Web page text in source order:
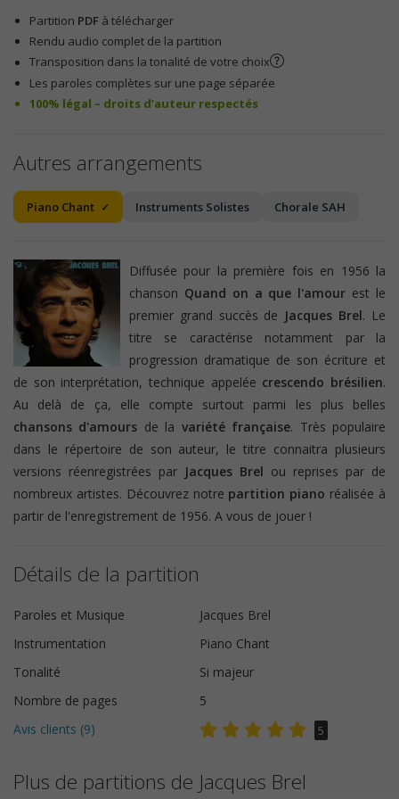
Partition PDF à télécharger
Rendu audio complet de la partition
Transposition dans la tonalité de votre choix
Les paroles complètes sur une page séparée
100% légal – droits d’auteur respectés
Autres arrangements
Piano Chant Instruments Solistes Chorale SAH
Diffusée pour la première fois en 1956 la
chanson Quand on a que l'amour est le
premier grand succès de Jacques Brel. Le
titre se caractérise notamment par la
progression dramatique de son écriture et
de son interprétation, technique appelée crescendo brésilien.
Au delà de ça, elle compte surtout parmi les plus belles
chansons d'amours de la variété française. Très populaire
dans le répertoire de son auteur, le titre connaitra plusieurs
versions réenregistrées par Jacques Brel ou reprises par de
nombreux artistes. Découvrez notre partition piano réalisée à
partir de l'enregistrement de 1956. A vous de jouer !
Détails de la partition
Paroles et Musique
Jacques Brel
Instrumentation
Piano Chant
Tonalité
Si majeur
Nombre de pages
5
Avis clients (9) 5
Plus de partitions de Jacques Brel